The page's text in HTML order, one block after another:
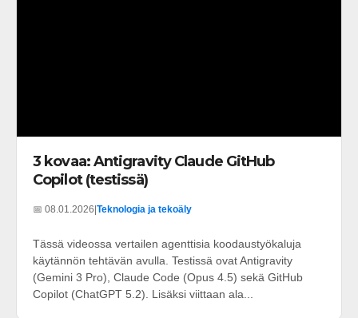
3 kovaa: Antigravity Claude GitHub
Copilot (testissä)
📅 08.01.2026 Teknologia ja tekoäly
Tässä videossa vertailen agenttisia koodaustyökaluja
käytännön tehtävän avulla. Testissä ovat Antigravity
(Gemini 3 Pro), Claude Code (Opus 4.5) sekä GitHub
Copilot (ChatGPT 5.2). Lisäksi viittaan ala...